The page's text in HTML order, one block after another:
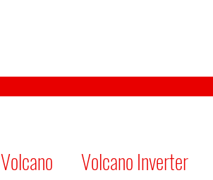
Volcano Volcano Inverter